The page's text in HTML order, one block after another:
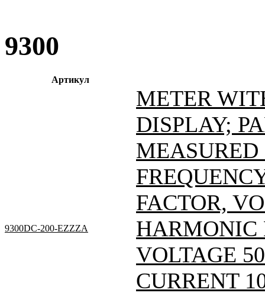
9300
Артикул
9300DC-200-EZZZA
METER
DISPLAY;
MEASURED
FACTOR,
HARMONIC
VOLTAGE
CURRENT